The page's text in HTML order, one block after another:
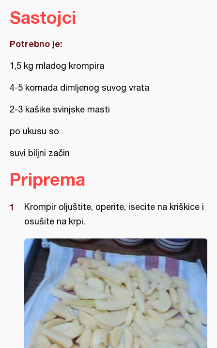
Sastojci
Potrebno je:
1,5 kg mladog krompira
4-5 komada dimljenog suvog vrata
2-3 kašike svinjske masti
po ukusu so
suvi biljni začin
Priprema
Krompir oljuštite, operite, isecite na kriškice i
osušite na krpi.